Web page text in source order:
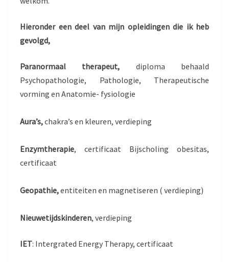
Hieronder een deel van mijn opleidingen die ik heb
gevolgd,
Paranormaal therapeut, diploma behaald
Psychopathologie, Pathologie, Therapeutische
vorming en Anatomie- fysiologie
Aura’s,chakra’s en kleuren, verdieping
Enzymtherapie, certificaat Bijscholing obesitas,
certificaat
Geopathie,entiteiten en magnetiseren ( verdieping)
Nieuwetijdskinderen, verdieping
IET: Intergrated Energy Therapy, certificaat